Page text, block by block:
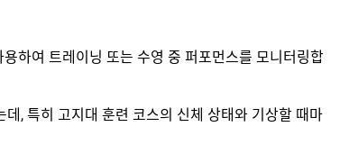
하여 트레이닝 또는 수영 중 퍼포먼스를 모니터링합
, 특히 고지대 훈련 코스의 신체 상태와 기상할 때마